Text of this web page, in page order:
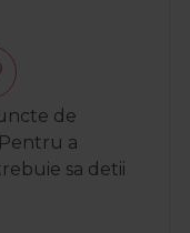
de
Pentru a
sa detii